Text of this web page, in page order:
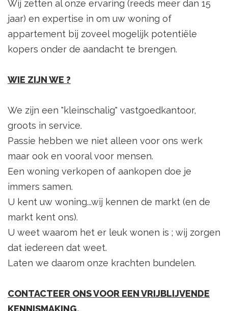
Wij zetten al onze ervaring (reeds meer dan 15
jaar) en expertise in om uw woning of
appartement bij zoveel mogelijk potentiële
kopers onder de aandacht te brengen.
WIE ZIJN WE ?
We zijn een "kleinschalig" vastgoedkantoor,
groots in service.
Passie hebben we niet alleen voor ons werk
maar ook en vooral voor mensen.
Een woning verkopen of aankopen doe je
immers samen.
U kent uw woning...wij kennen de markt (en de
markt kent ons).
U weet waarom het er leuk wonen is ; wij zorgen
dat iedereen dat weet.
Laten we daarom onze krachten bundelen.
CONTACTEER ONS VOOR EEN VRIJBLIJVENDE
KENNISMAKING.